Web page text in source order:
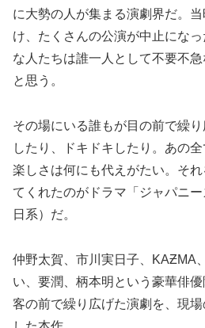
に大勢の人が集まる演劇界だ。
け、たくさんの公演が中止にな
な人たちは誰一人として不要不
と思う。
その場にいる誰もが目の前で繰
したり、ドキドキしたり。あの
楽しさは何にも代えがたい。そ
てくれたのがドラマ「ジャパニ
日系）だ。
仲野太賀、市川実日子、KAƵMA
い、要潤、柄本明という豪華俳
客の前で繰り広げた演劇を、現